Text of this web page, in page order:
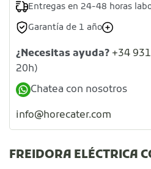
Entregas en 24-48 horas
Garantía de 1 año
¿Necesitas ayuda? +34
20h)
Chatea con nosotros
info@horecater.com
FREIDORA ELÉCTRICA